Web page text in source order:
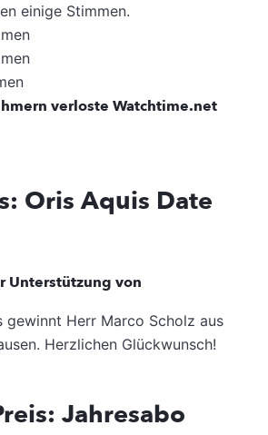
einige Stimmen.
verloste Watchtime.net
Oris Aquis Date
Unterstützung von
gewinnt Herr Marco Scholz aus
Herzlichen Glückwunsch!
Jahresabo